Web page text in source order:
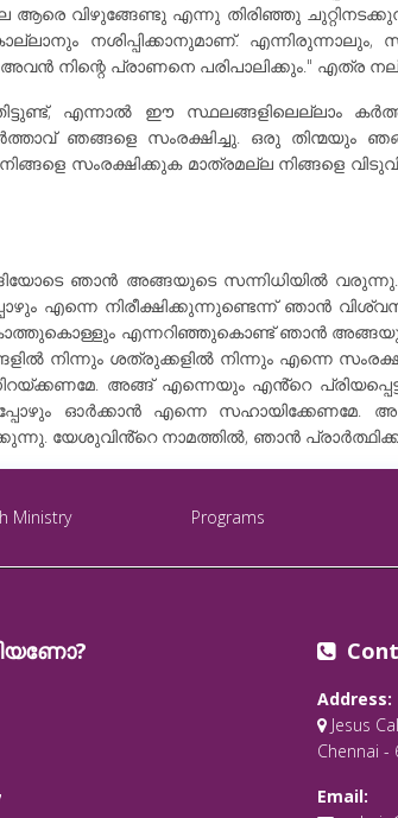
വിഴുങ്ങേണ്ടു എന്നു തിരിഞ്ഞു
നശിപ്പിക്കാനുമാണ്. എന്നിരുന്നാലും,
നിന്റെ പ്രാണനെ പരിപാലിക്കും."
എന്നാൽ ഈ സ്ഥലങ്ങളിലെല്ലാം
ഞങ്ങളെ സംരക്ഷിച്ചു. ഒരു തിന്മയും
സംരക്ഷിക്കുക മാത്രമല്ല നിങ്ങളെ
ഞാൻ അങ്ങയുടെ സന്നിധിയിൽ വരുന്നു.
എന്നെ നിരീക്ഷിക്കുന്നുണ്ടെന്ന് ഞാൻ
എന്നറിഞ്ഞുകൊണ്ട് ഞാൻ
നിന്നും ശത്രുക്കളിൽ നിന്നും എന്നെ
അങ്ങ് എന്നെയും എൻ്റെ
ഓർക്കാൻ എന്നെ
യേശുവിൻ്റെ നാമത്തിൽ, ഞാൻ
Ministry Programs
Address:
Jesus
Chennai -
Email: